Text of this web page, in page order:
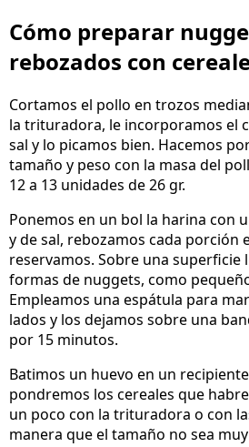
Cómo preparar
rebozados con
Cortamos el pollo en trozos
la trituradora, le incorporamos el
sal y lo picamos bien. Hacemos
tamaño y peso con la masa del
12 a 13 unidades de 26 gr.
Ponemos en un bol la harina con
y de sal, rebozamos cada porción
reservamos. Sobre una superficie
formas de nuggets, como
Empleamos una espátula para
lados y los dejamos sobre una
por 15 minutos.
Batimos un huevo en un
pondremos los cereales que
un poco con la trituradora o con
manera que el tamaño no sea